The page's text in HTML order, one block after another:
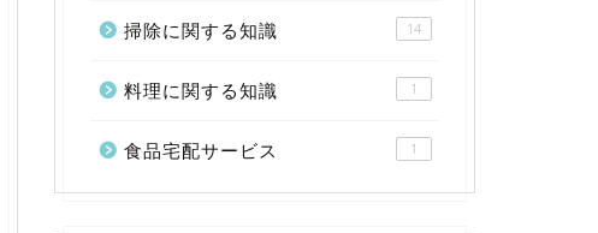
掃除に関する知識 14
料理に関する知識 1
食品宅配サービス 1